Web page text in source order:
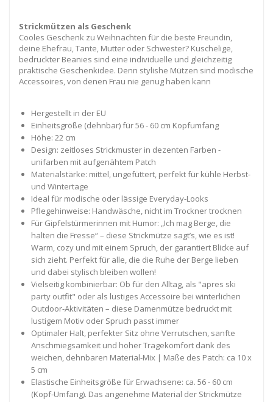
Strickmützen als Geschenk
Cooles Geschenk zu Weihnachten für die beste Freundin,
deine Ehefrau, Tante, Mutter oder Schwester? Kuschelige,
bedruckter Beanies sind eine individuelle und gleichzeitig
praktische Geschenkidee. Denn stylishe Mützen sind modische
Accessoires, von denen Frau nie genug haben kann
Hergestellt in der EU
Einheitsgröße (dehnbar) für 56 - 60 cm Kopfumfang
Höhe: 22 cm
Design: zeitloses Strickmuster in dezenten Farben -
unifarben mit aufgenähtem Patch
Materialstärke: mittel, ungefüttert, perfekt für kühle Herbst-
und Wintertage
Ideal für modische oder lässige Everyday-Looks
Pflegehinweise: Handwäsche, nicht im Trockner trocknen
Für Gipfelstürmerinnen mit Humor: „Ich mag Berge, die
halten die Fresse“ – diese Strickmütze sagt’s, wie es ist!
Warm, cozy und mit einem Spruch, der garantiert Blicke auf
sich zieht. Perfekt für alle, die die Ruhe der Berge lieben
und dabei stylisch bleiben wollen!
Vielseitig kombinierbar: Ob für den Alltag, als "apres ski
party outfit" oder als lustiges Accessoire bei winterlichen
Outdoor-Aktivitäten – diese Damenmütze bedruckt mit
lustigem Motiv oder Spruch passt immer
Optimaler Halt, perfekter Sitz ohne Verrutschen, sanfte
Anschmiegsamkeit und hoher Tragekomfort dank des
weichen, dehnbaren Material-Mix | Maße des Patch: ca 10 x
5 cm
Elastische Einheitsgröße für Erwachsene: ca. 56 - 60 cm
(Kopf-Umfang). Das angenehme Material der Strickmütze